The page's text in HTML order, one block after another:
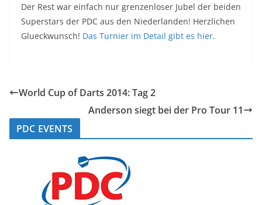
Der Rest war einfach nur grenzenloser Jubel der beiden
Superstars der PDC aus den Niederlanden! Herzlichen
Glueckwunsch! Das Turnier im Detail gibt es hier.
World Cup of Darts 2014: Tag 2
Anderson siegt bei der Pro Tour 11
PDC EVENTS